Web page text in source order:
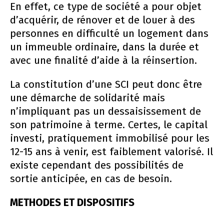
En effet, ce type de société a pour objet
d’acquérir, de rénover et de louer à des
personnes en difficulté un logement dans
un immeuble ordinaire, dans la durée et
avec une finalité d’aide à la réinsertion.
La constitution d’une SCI peut donc être
une démarche de solidarité mais
n’impliquant pas un dessaisissement de
son patrimoine à terme. Certes, le capital
investi, pratiquement immobilisé pour les
12-15 ans à venir, est faiblement valorisé. Il
existe cependant des possibilités de
sortie anticipée, en cas de besoin.
METHODES ET DISPOSITIFS